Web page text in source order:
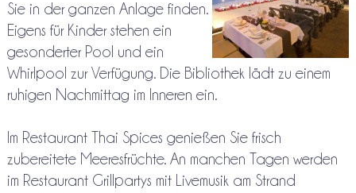
Sie in der ganzen Anlage finden.
Eigens für Kinder stehen ein
gesonderter Pool und ein
Whirlpool zur Verfügung. Die Bibliothek lädt zu einem
ruhigen Nachmittag im Inneren ein.
Im Restaurant Thai Spices genießen Sie frisch
zubereitete Meeresfrüchte. An manchen Tagen werden
im Restaurant Grillpartys mit Livemusik am Strand